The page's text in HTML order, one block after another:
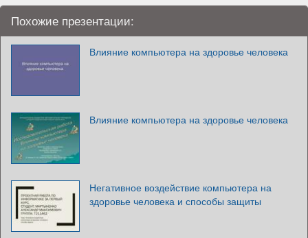
Похожие презентации:
Влияние компьютера на здоровье человека
Влияние компьютера на здоровье человека
Негативное воздействие компьютера на
здоровье человека и способы защиты